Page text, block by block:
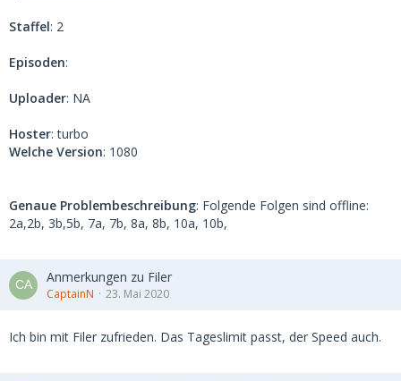
Staffel: 2
Episoden:
Uploader: NA
Hoster: turbo
Welche Version: 1080
Genaue Problembeschreibung: Folgende Folgen sind offline:
2a,2b, 3b,5b, 7a, 7b, 8a, 8b, 10a, 10b,
Anmerkungen zu Filer
CaptainN 23. Mai 2020
Ich bin mit Filer zufrieden. Das Tageslimit passt, der Speed auch.